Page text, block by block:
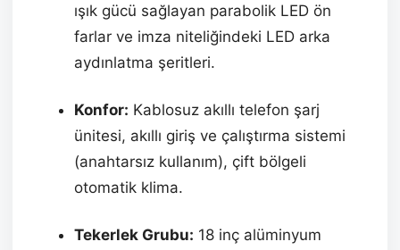
ışık gücü sağlayan parabolik LED ön
farlar ve imza niteliğindeki LED arka
aydınlatma şeritleri.
Konfor: Kablosuz akıllı telefon şarj
ünitesi, akıllı giriş ve çalıştırma sistemi
(anahtarsız kullanım), çift bölgeli
otomatik klima.
Tekerlek Grubu: 18 inç alüminyum